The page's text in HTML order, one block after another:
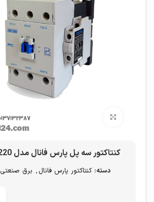
کنتاکتور سه پل پارس فانال مدل PFC-220
دسته: کنتاکتور پارس فانال , برق صنعتی